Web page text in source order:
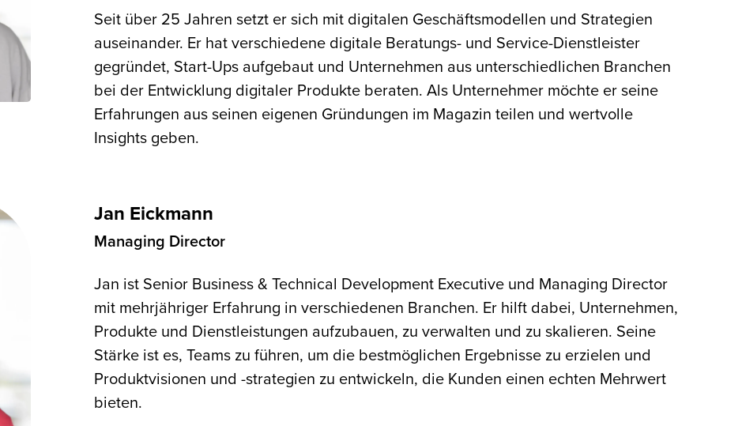
Seit über 25 Jahren setzt er sich mit digitalen Geschäftsmodellen und Strategien
auseinander. Er hat verschiedene digitale Beratungs- und Service-Dienstleister
gegründet, Start-Ups aufgebaut und Unternehmen aus unterschiedlichen Branchen
bei der Entwicklung digitaler Produkte beraten. Als Unternehmer möchte er seine
Erfahrungen aus seinen eigenen Gründungen im Magazin teilen und wertvolle
Insights geben.
Jan Eickmann
Managing Director
Jan ist Senior Business & Technical Development Executive und Managing Director
mit mehrjähriger Erfahrung in verschiedenen Branchen. Er hilft dabei, Unternehmen,
Produkte und Dienstleistungen aufzubauen, zu verwalten und zu skalieren. Seine
Stärke ist es, Teams zu führen, um die bestmöglichen Ergebnisse zu erzielen und
Produktvisionen und -strategien zu entwickeln, die Kunden einen echten Mehrwert
bieten.